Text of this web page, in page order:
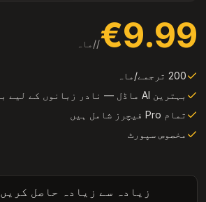
€9.99
//ماہ
200 ترجمے/ماہ
بہترین AI ماڈل — نادر زبانوں کے لیے بہترین
تمام Pro فیچرز شامل ہیں
مخصوص سپورٹ
زیادہ سے زیادہ حاصل کریں